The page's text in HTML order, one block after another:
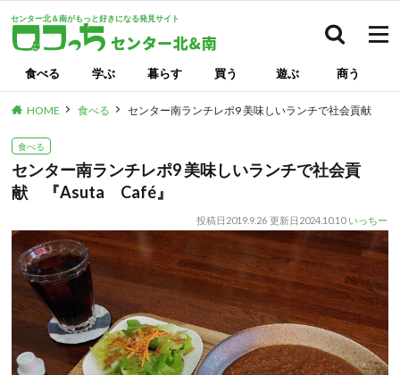
センター北＆南がもっと好きになる発見サイト
食べる 学ぶ 暮らす 買う 遊ぶ 商う
HOME 食べる センター南ランチレポ9 美味しいランチで社会貢献
食べる
センター南ランチレポ9 美味しいランチで社会貢
献 『Asuta Café』
投稿日 2019.9.26 更新日 2024.10.10 いっちー